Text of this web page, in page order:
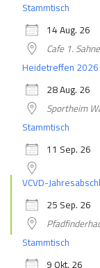
Stammtisch
14 Aug. 26
Cafe 1. Sahne
Heidetreffen 2026
28 Aug. 26
Sportheim
Stammtisch
11 Sep. 26
VCVD-
25 Sep. 26
Stammtisch
9 Okt. 26